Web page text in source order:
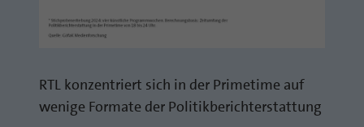
RTL konzentriert sich in der Primetime auf
wenige Formate der Politikberichterstattung